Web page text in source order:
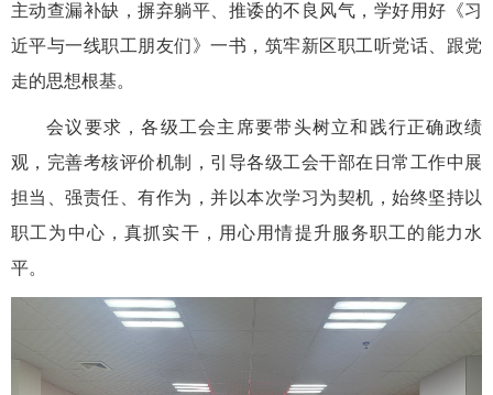
主动查漏补缺，摒弃躺平、推诿的不良风气，学好用好《习
近平与一线职工朋友们》一书，筑牢新区职工听党话、跟党
走的思想根基。
会议要求，各级工会主席要带头树立和践行正确政绩
观，完善考核评价机制，引导各级工会干部在日常工作中展
担当、强责任、有作为，并以本次学习为契机，始终坚持以
职工为中心，真抓实干，用心用情提升服务职工的能力水
平。